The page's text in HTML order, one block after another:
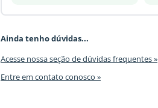
Ainda tenho dúvidas...
Acesse nossa seção de dúvidas frequentes »
Entre em contato conosco »